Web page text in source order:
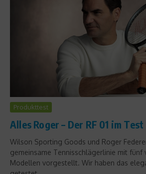
Produkttest
Alles Roger – Der RF 01 im Test
Wilson Sporting Goods und Roger
gemeinsame Tennisschlägerlinie mit fünf
Modellen vorgestellt. Wir haben das